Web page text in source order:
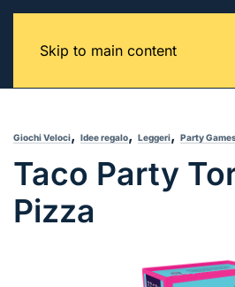
Skip to main content
Giochi Veloci, Idee regalo, Leggeri, Party
Taco Party
Pizza